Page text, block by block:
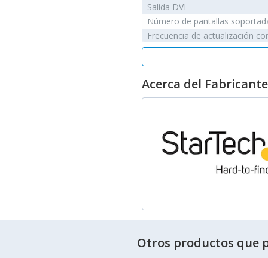
Salida DVI
Número de pantallas
Frecuencia de actualización
Profundidad del paquete
Peso del paquete
Formatos gráficos soportados
Aprobaciones reguladoras
Acerca del Fabricante
Otros productos que